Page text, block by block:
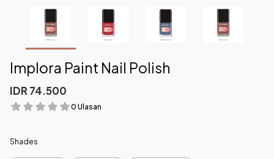
Implora Paint Nail Polish
IDR 74.500
0 Ulasan
Shades